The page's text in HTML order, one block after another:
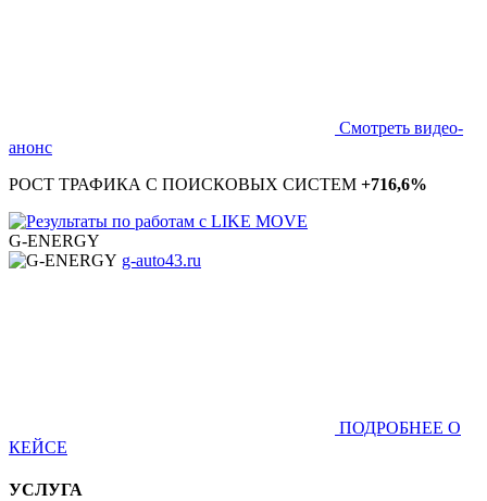
Смотреть видео-
анонс
РОСТ ТРАФИКА С ПОИСКОВЫХ СИСТЕМ +716,6%
G-ENERGY
g-auto43.ru
ПОДРОБНЕЕ О
КЕЙСЕ
УСЛУГА